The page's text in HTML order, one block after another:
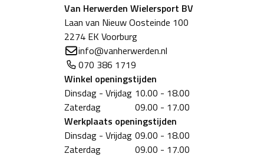
Van Herwerden Wielersport BV
Laan van Nieuw Oosteinde 100
2274 EK Voorburg
info@vanherwerden.nl
070 386 1719
Winkel openingstijden
Dinsdag - Vrijdag 10.00 - 18.00
Zaterdag
09.00 - 17.00
Werkplaats openingstijden
Dinsdag - Vrijdag 09.00 - 18.00
Zaterdag
09.00 - 17.00